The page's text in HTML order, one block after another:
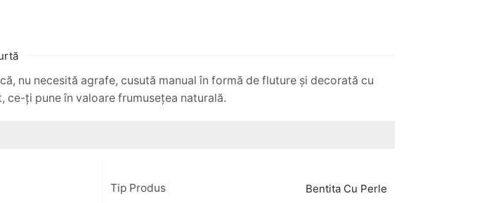
nu necesită agrafe, cusută manual în formă de fluture și decorată cu
ți pune în valoare frumusețea naturală.
Tip Produs
Bentita Cu Perle